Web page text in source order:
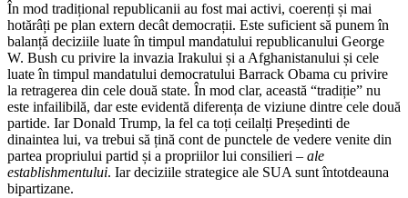
În mod tradițional republicanii au fost mai activi, coerenți și mai
hotărâți pe plan extern decât democrații. Este suficient să punem în
balanță deciziile luate în timpul mandatului republicanului George
W. Bush cu privire la invazia Irakului și a Afghanistanului și cele
luate în timpul mandatului democratului Barrack Obama cu privire
la retragerea din cele două state. În mod clar, această “tradiție” nu
este infailibilă, dar este evidentă diferența de viziune dintre cele două
partide. Iar Donald Trump, la fel ca toți ceilalți Președinti de
dinaintea lui, va trebui să țină cont de punctele de vedere venite din
partea propriului partid și a propriilor lui consilieri – ale
establishmentului. Iar deciziile strategice ale SUA sunt întotdeauna
bipartizane.